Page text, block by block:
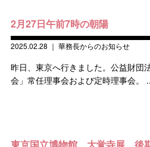
2月27日午前7時の朝陽
2025.02.28 ｜ 華務長からのお知らせ
昨日、東京へ行きました。公益財団
会」常任理事会および定時理事会。